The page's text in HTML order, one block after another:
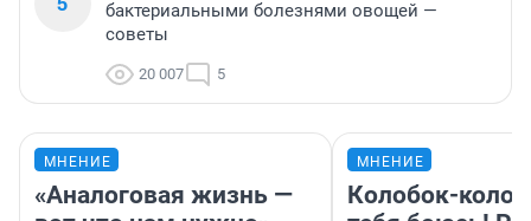
бактериальными болезнями овощей —
советы
20 007 5
МНЕНИЕ
«Аналоговая жизнь —
МНЕНИЕ
Колобок-